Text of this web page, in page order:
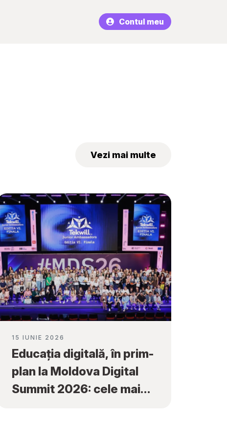
Contul meu
Vezi mai multe
15 IUNIE 2026
Educația digitală, în prim-
plan la Moldova Digital
Summit 2026: cele mai